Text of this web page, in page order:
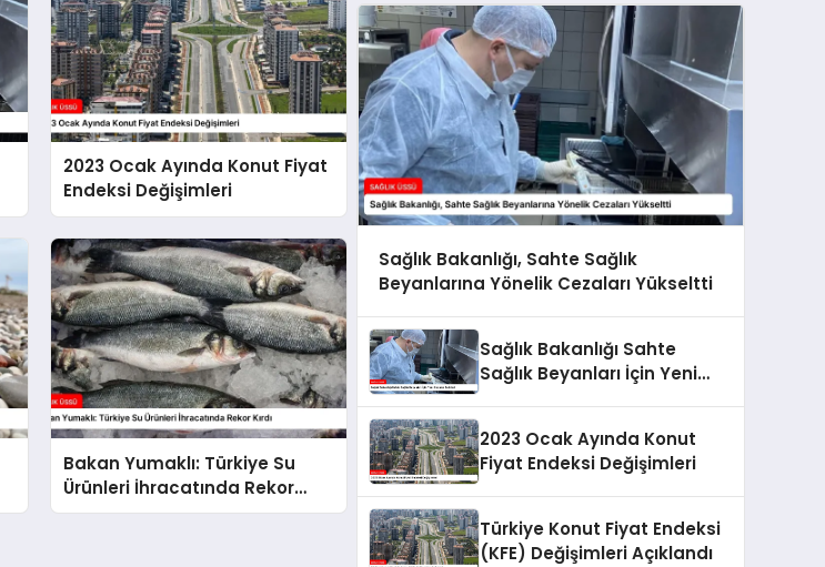
2023 Ocak Ayında Konut Fiyat
Endeksi Değişimleri
Bakan Yumaklı: Türkiye Su
Ürünleri İhracatında Rekor
Kırdı
Sağlık Bakanlığı, Sahte Sağlık
Beyanlarına Yönelik Cezaları Yükseltti
Sağlık Bakanlığı Sahte
Sağlık Beyanları İçin Yeni
2023 Ocak Ayında Konut
Fiyat Endeksi Değişimleri
Türkiye Konut Fiyat Endeksi
(KFE) Değişimleri Açıklandı